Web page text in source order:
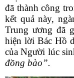
đã thành công
kết quả này,
Trung ương đã
hiện lời Bác Hồ
của Người lúc
đồng bào”.